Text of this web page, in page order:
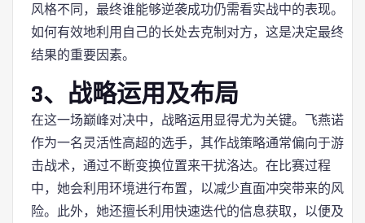
风格不同，最终谁能够逆袭成功仍需看实战中的表现。
如何有效地利用自己的长处去克制对方，这是决定最终
结果的重要因素。
3、战略运用及布局
在这一场巅峰对决中，战略运用显得尤为关键。飞燕诺
作为一名灵活性高超的选手，其作战策略通常偏向于游
击战术，通过不断变换位置来干扰洛达。在比赛过程
中，她会利用环境进行布置，以减少直面冲突带来的风
险。此外，她还擅长利用快速迭代的信息获取，以便及